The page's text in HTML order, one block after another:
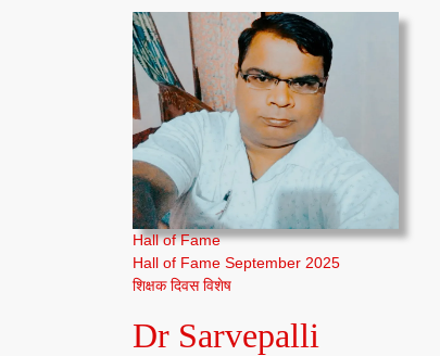
Hall of Fame
Hall of Fame September 2025
शिक्षक दिवस विशेष
Dr Sarvepalli